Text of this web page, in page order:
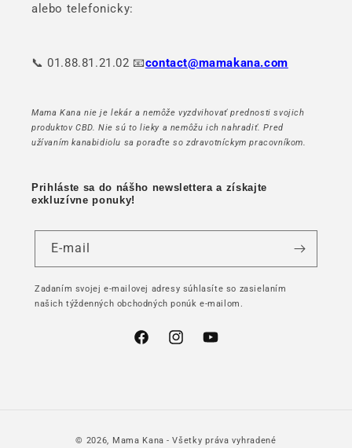
alebo telefonicky:
📞 01.88.81.21.02 📧contact@mamakana.com
Mama Kana nie je lekár a nemôže vyzdvihovať prednosti svojich
produktov CBD. Nie sú to lieky a nemôžu ich nahradiť. Pred
užívaním kanabidiolu sa poraďte so zdravotníckym pracovníkom.
Prihláste sa do nášho newslettera a získajte
exkluzívne ponuky!
E-mail
Zadaním svojej e-mailovej adresy súhlasíte so zasielaním
našich týždenných obchodných ponúk e-mailom.
FacebookInstagramYouTube
© 2026, Mama Kana - Všetky práva vyhradené